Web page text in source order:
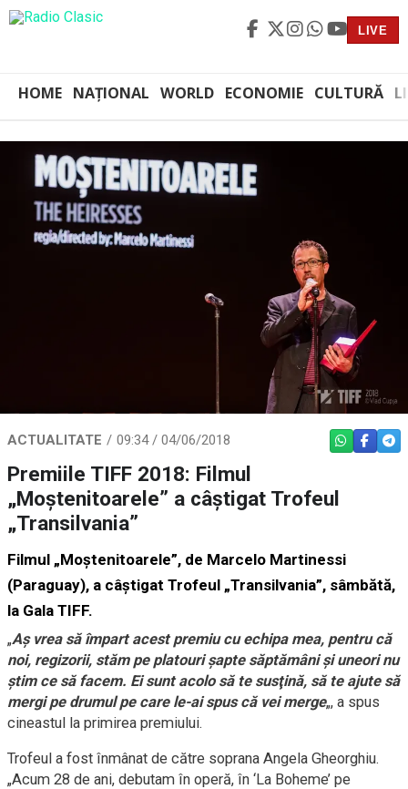
LIVE
HOME NAȚIONAL WORLD ECONOMIE CULTURĂ
ACTUALITATE 09:34 / 04/06/2018 WHATSAPP
Premiile TIFF 2018: Filmul
„Moştenitoarele” a câştigat Trofeul
„Transilvania”
Filmul „Moştenitoarele”, de Marcelo Martinessi
(Paraguay), a câştigat Trofeul „Transilvania”, sâmbătă,
la Gala TIFF.
„Aş vrea să împart acest premiu cu echipa mea, pentru că
noi, regizorii, stăm pe platouri şapte săptămâni şi uneori nu
ştim ce să facem. Ei sunt acolo să te susţină, să te ajute să
mergi pe drumul pe care le-ai spus că vei merge„, a spus
cineastul la primirea premiului.
Trofeul a fost înmânat de către soprana Angela Gheorghiu.
„Acum 28 de ani, debutam în operă, în ‘La Boheme’ pe